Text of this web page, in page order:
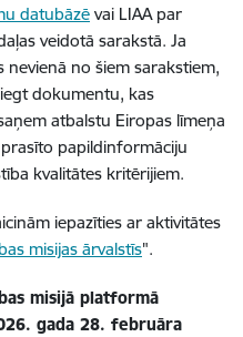
datubāzē vai LIAA par
veidotā sarakstā. Ja
no šiem sarakstiem,
dokumentu, kas
atbalstu Eiropas līmeņa
papildinformāciju
kvalitātes kritērijiem.
iepazīties ar aktivitātes
misijas ārvalstīs".
misijā platformā
gada 28. februāra